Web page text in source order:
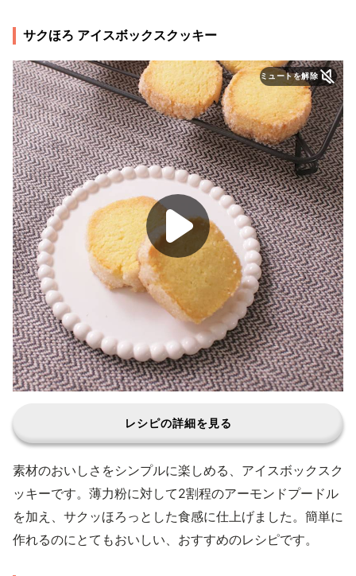
サクほろ アイスボックスクッキー
ミュートを解除
レシピの詳細を見る
素材のおいしさをシンプルに楽しめる、アイスボックスク
ッキーです。薄力粉に対して2割程のアーモンドプードル
を加え、サクッほろっとした食感に仕上げました。簡単に
作れるのにとてもおいしい、おすすめのレシピです。